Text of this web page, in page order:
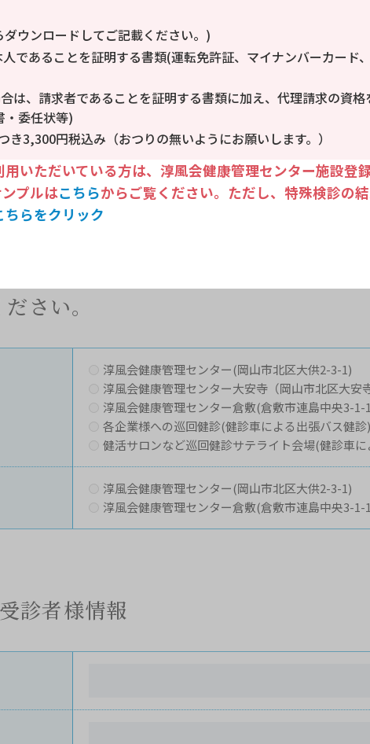
ダウンロードしてご記載ください。)
であることを証明する書類(運転免許証、マイナンバーカード
は、請求者であることを証明する書類に加え、代理請求の資
・委任状等)
3,300円税込み（おつりの無いようにお願いします。）
いただいている方は、淳風会健康管理センター施設登
プルはこちらからご覧ください。ただし、特殊検診の
らをクリック
さい。
淳風会健康管理センター(岡山市北区大供2-3-1)
淳風会健康管理センター大安寺（岡山市北区大安
淳風会健康管理センター倉敷(倉敷市連島中央3-
各企業様への巡回健診(健診車による出張バス健診)
健活サロンなど巡回健診サテライト会場(健診車
淳風会健康管理センター(岡山市北区大供2-3-1)
淳風会健康管理センター倉敷(倉敷市連島中央3-
診者様情報